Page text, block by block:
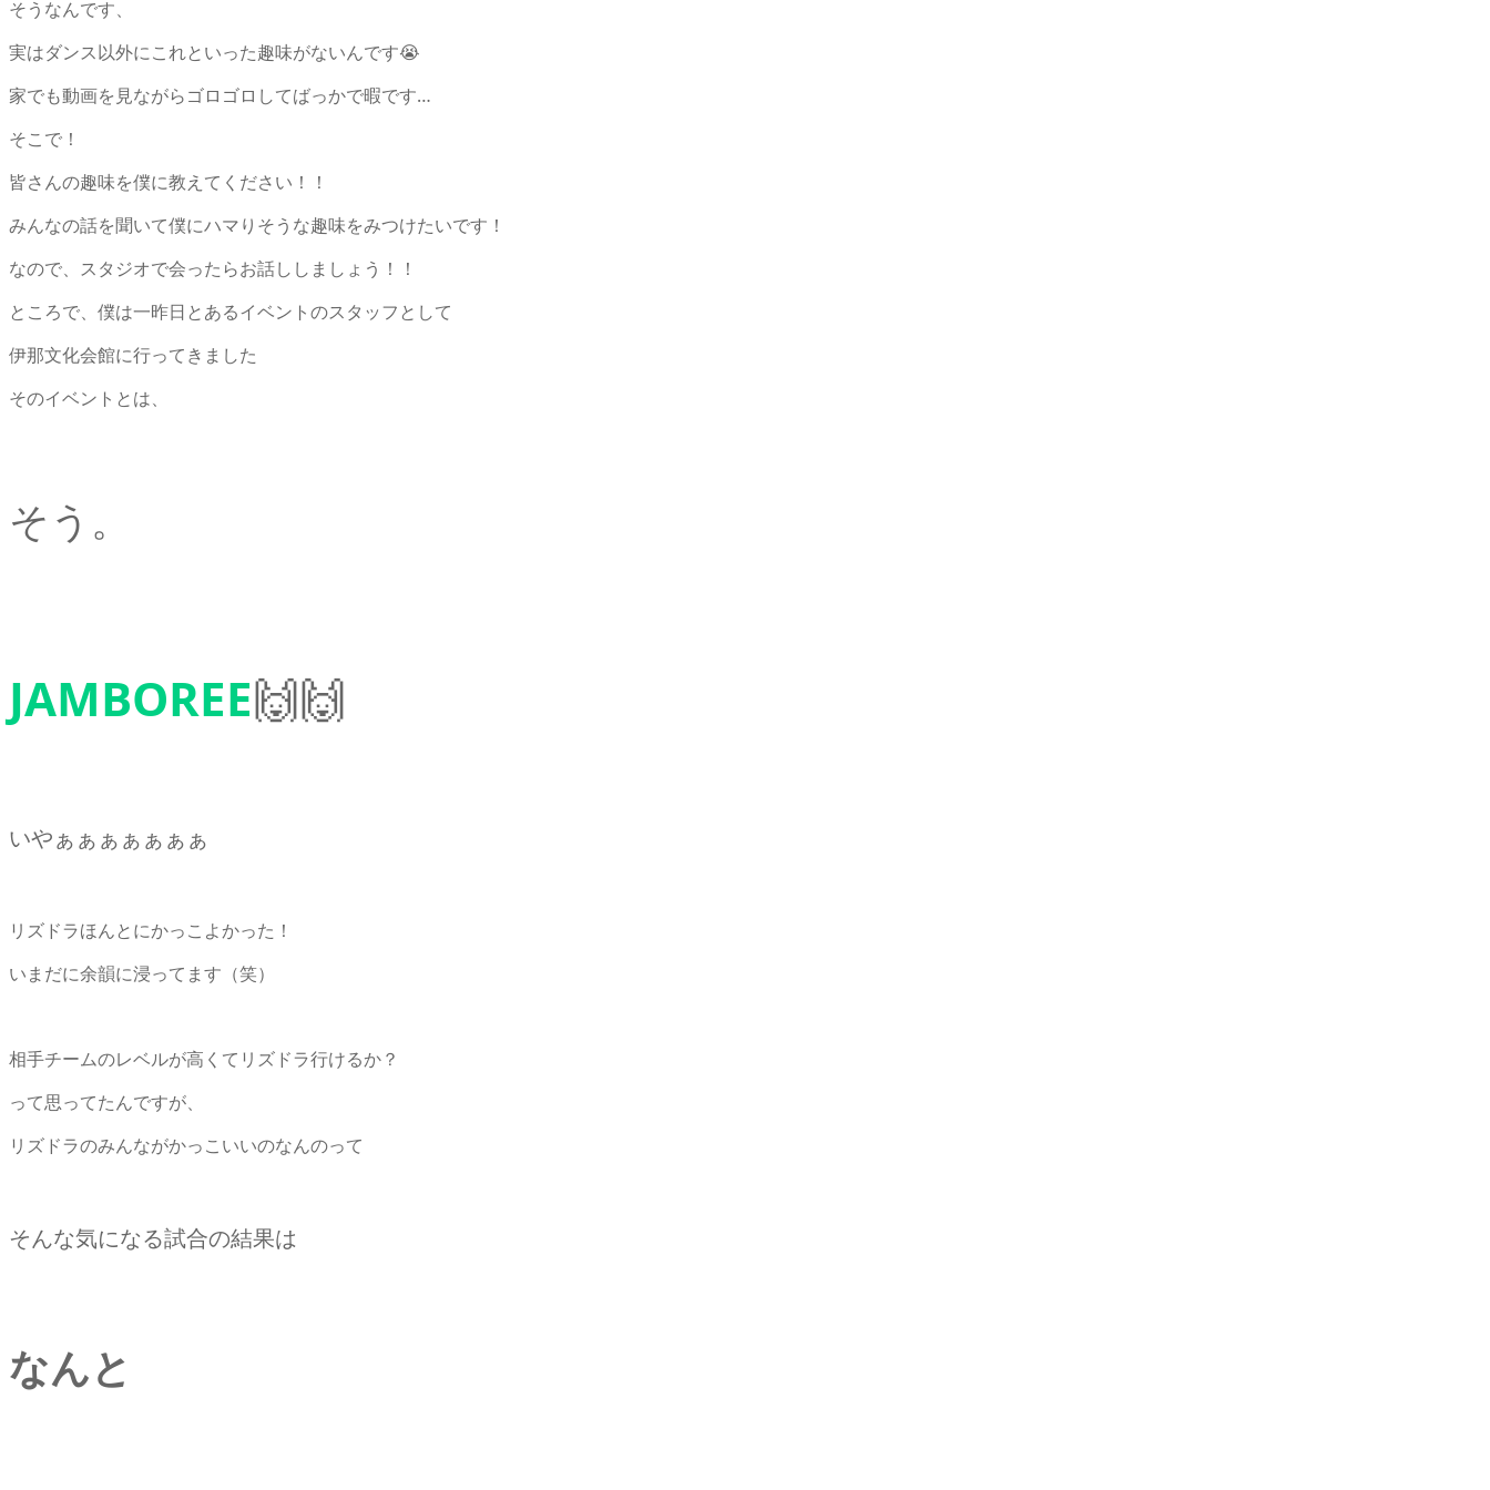
そうなんです、
実はダンス以外にこれといった趣味がないんです😭
家でも動画を見ながらゴロゴロしてばっかで暇です…
そこで！
皆さんの趣味を僕に教えてください！！
みんなの話を聞いて僕にハマりそうな趣味をみつけたいです！
なので、スタジオで会ったらお話ししましょう！！
ところで、僕は一昨日とあるイベントのスタッフとして
伊那文化会館に行ってきました
そのイベントとは、
そう。
JAMBOREE🙌🙌
いやぁぁぁぁぁぁぁ
リズドラほんとにかっこよかった！
いまだに余韻に浸ってます（笑）
相手チームのレベルが高くてリズドラ行けるか？
って思ってたんですが、
リズドラのみんながかっこいいのなんのって
そんな気になる試合の結果は
なんと